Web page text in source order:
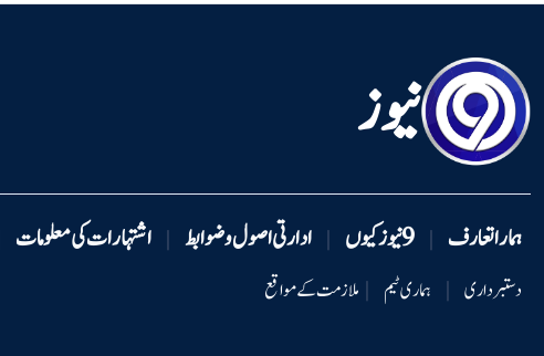
نیوز
ہمارا تعارف | 9 نیوزکیوں | ادارتی اصول و ضوابط | اشتہارات کی معلومات
دستبرداری | ہماری ٹیم | ملازمت کے مواقع